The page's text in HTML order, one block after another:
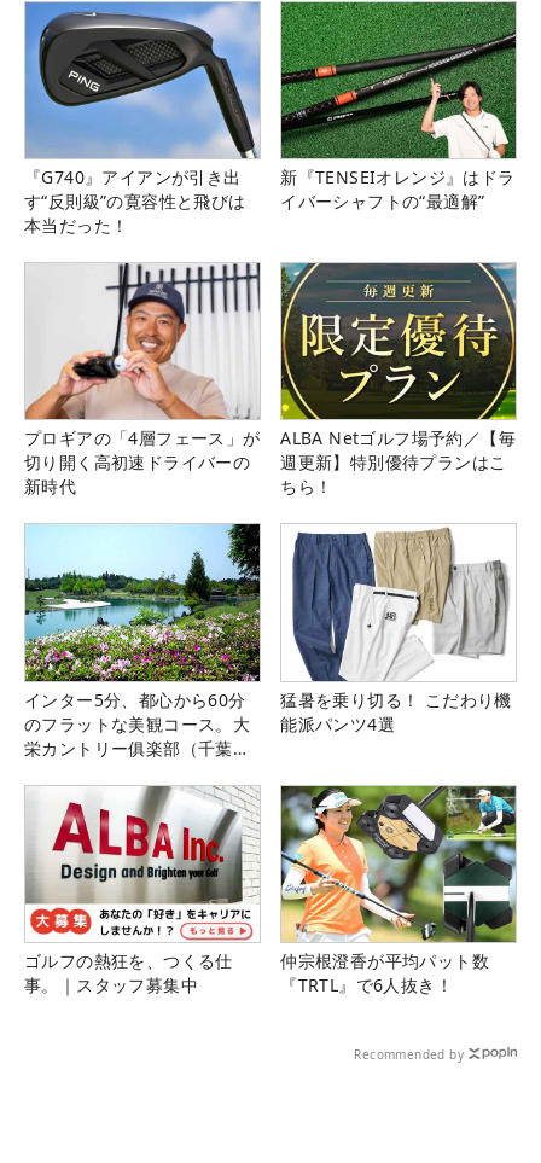
『G740』アイアンが引き出
す“反則級”の寛容性と飛びは
本当だった！
新『TENSEIオレンジ』はドラ
イバーシャフトの“最適解”
プロギアの「4層フェース」が
切り開く高初速ドライバーの
新時代
ALBA Netゴルフ場予約／【毎
週更新】特別優待プランはこ
ちら！
インター5分、都心から60分
のフラットな美観コース。大
栄カントリー俱楽部（千葉
猛暑を乗り切る！ こだわり機
能派パンツ4選
ゴルフの熱狂を、つくる仕
事。｜スタッフ募集中
仲宗根澄香が平均パット数
『TRTL』で6人抜き！
Recommended by